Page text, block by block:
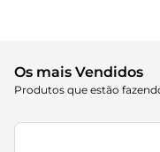
Os mais Vendidos
Produtos que estão